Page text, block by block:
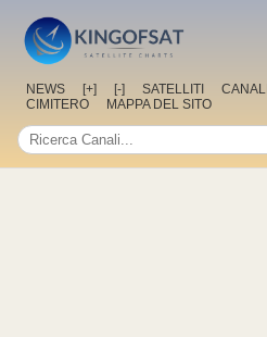
NEWS [+] [-] SATELLITI CANALI
CIMITERO
MAPPA DEL SITO